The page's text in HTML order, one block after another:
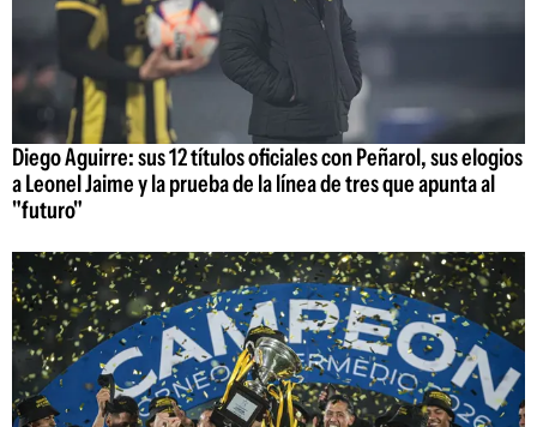
Diego Aguirre: sus 12 títulos oficiales con Peñarol, sus elogios
a Leonel Jaime y la prueba de la línea de tres que apunta al
"futuro"